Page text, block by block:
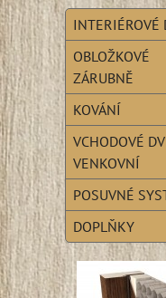
INTERIÉROVÉ
OBLOŽKOVÉ
ZÁRUBNĚ
KOVÁNÍ
VCHODOVÉ
VENKOVNÍ
POSUVNÉ
DOPLŇKY